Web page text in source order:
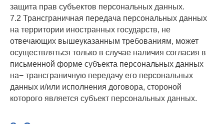
защита прав субъектов персональных данных.
7.2 Трансграничная передача персональных данных
на территории иностранных государств, не
отвечающих вышеуказанным требованиям, может
осуществляться только в случае наличия согласия в
письменной форме субъекта персональных данных
на− трансграничную передачу его персональных
данных и/или исполнения договора, стороной
которого является субъект персональных данных.